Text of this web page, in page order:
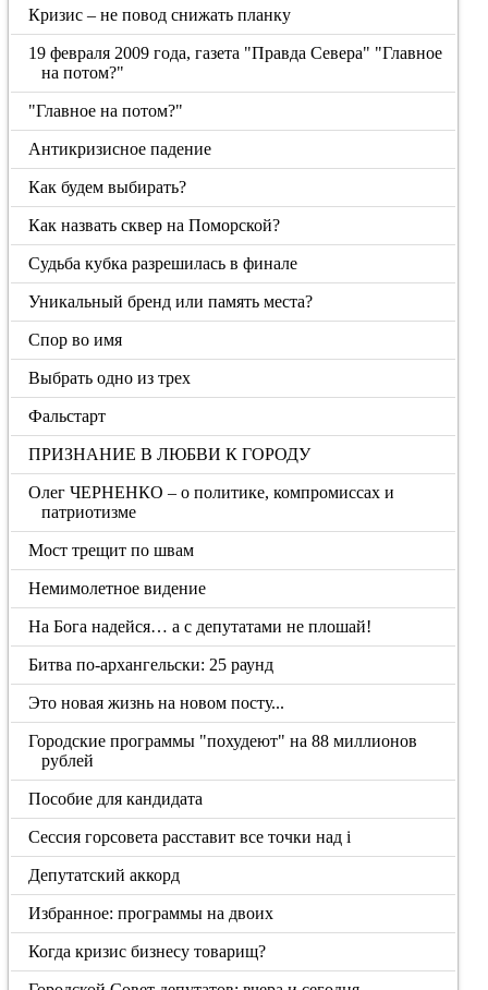
Кризис – не повод снижать планку
19 февраля 2009 года, газета "Правда Севера" "Главное
на потом?"
"Главное на потом?"
Антикризисное падение
Как будем выбирать?
Как назвать сквер на Поморской?
Судьба кубка разрешилась в финале
Уникальный бренд или память места?
Спор во имя
Выбрать одно из трех
Фальстарт
ПРИЗНАНИЕ В ЛЮБВИ К ГОРОДУ
Олег ЧЕРНЕНКО – о политике, компромиссах и
патриотизме
Мост трещит по швам
Немимолетное видение
На Бога надейся… а с депутатами не плошай!
Битва по-архангельски: 25 раунд
Это новая жизнь на новом посту...
Городские программы "похудеют" на 88 миллионов
рублей
Пособие для кандидата
Сессия горсовета расставит все точки над i
Депутатский аккорд
Избранное: программы на двоих
Когда кризис бизнесу товарищ?